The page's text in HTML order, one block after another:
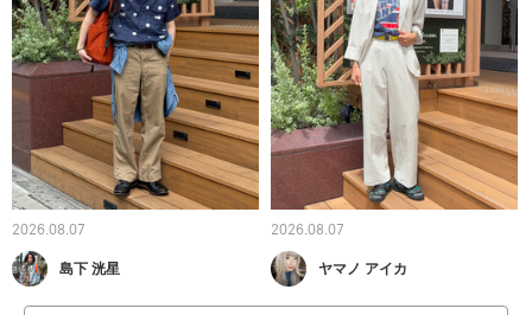
2026.08.07
島下 洸星
2026.08.07
ヤマノ アイカ